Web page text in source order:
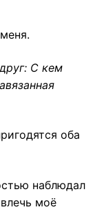
С кем
оба
наблюдал
моё